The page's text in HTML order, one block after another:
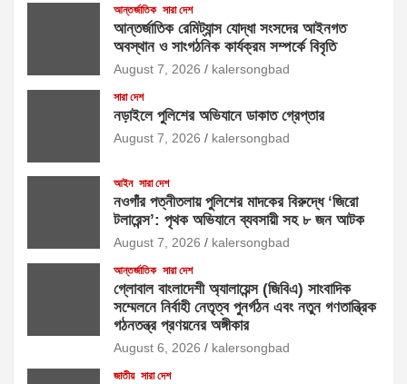
আন্তর্জাতিক সারা দেশ
আন্তর্জাতিক রেমিট্যান্স যোদ্ধা সংসদের আইনগত
অবস্থান ও সাংগঠনিক কার্যক্রম সম্পর্কে বিবৃতি
August 7, 2026 kalersongbad
সারা দেশ
নড়াইলে পুলিশের অভিযানে ডাকাত গ্রেপ্তার
August 7, 2026 kalersongbad
আইন সারা দেশ
নওগাঁর পত্নীতলায় পুলিশের মাদকের বিরুদ্ধে ‘জিরো
টলারেন্স’: পৃথক অভিযানে ব্যবসায়ী সহ ৮ জন আটক
August 7, 2026 kalersongbad
আন্তর্জাতিক সারা দেশ
গ্লোবাল বাংলাদেশী অ্যালায়েন্স (জিবিএ) সাংবাদিক
সম্মেলনে নির্বাহী নেতৃত্ব পুনর্গঠন এবং নতুন গণতান্ত্রিক
গঠনতন্ত্র প্রণয়নের অঙ্গীকার
August 6, 2026 kalersongbad
জাতীয় সারা দেশ